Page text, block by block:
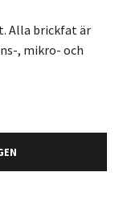
Alla brickfat är
, mikro- och